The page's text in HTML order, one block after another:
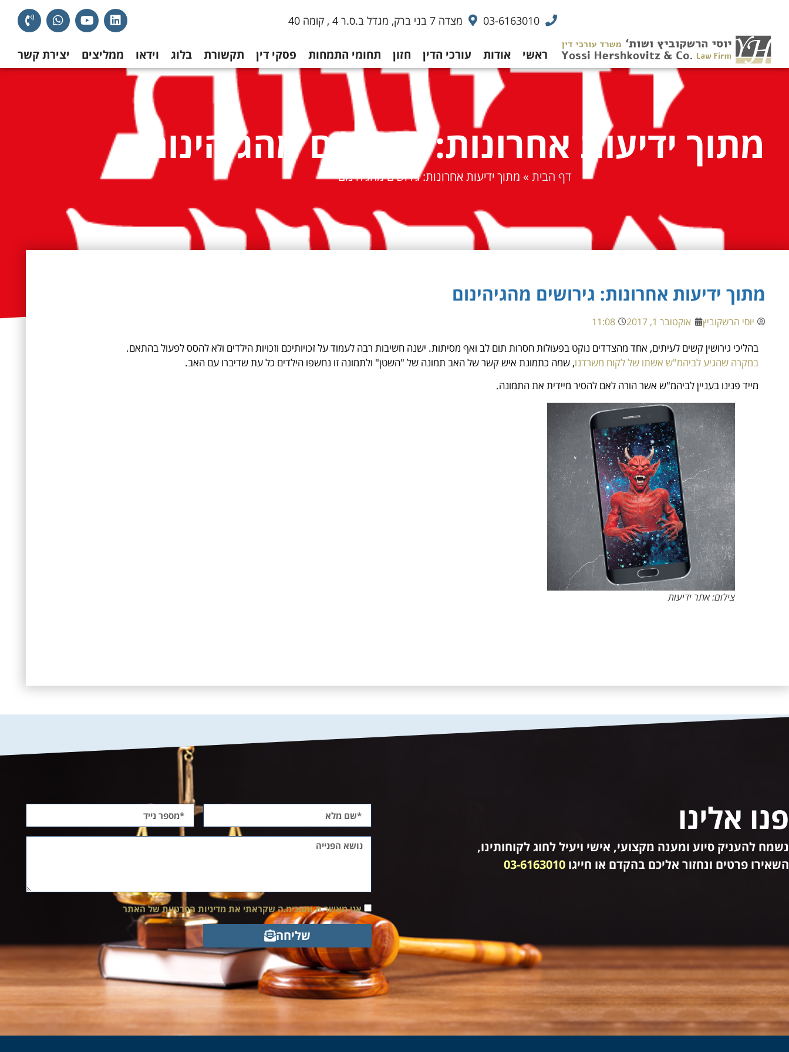
03-6163010 מצדה 7 בני ברק, מגדל ב.ס.ר 4 , קומה 40
ראשי אודות עורכי הדין חזון תחומי התמחות פסקי דין תקשורת בלוג וידאו ממליצים יצירת קשר
מתוך ידיעות אחרונות: גירושים מהגיהינום
דף הבית » מתוך ידיעות אחרונות: גירושים מהגיהינום
מתוך ידיעות אחרונות: גירושים מהגיהינום
יוסי הרשקוביץ אוקטובר 1, 2017 11:08
בהליכי גירושין קשים לעיתים, אחד מהצדדים נוקט בפעולות חסרות תום לב ואף מסיתות. ישנה חשיבות רבה לעמוד על זכויותיכם וזכויות הילדים ולא להסס לפעול בהתאם.
במקרה שהגיע לביהמ"ש אשתו של לקוח משרדנו, שמה כתמונת איש קשר של האב תמונה של "השטן" ולתמונה זו נחשפו הילדים כל עת שדיברו עם האב.
מייד פנינו בעניין לביהמ"ש אשר הורה לאם להסיר מיידית את התמונה.
צילום: אתר ידיעות
פנו אלינו
נשמח להעניק סיוע ומענה מקצועי, אישי ויעיל לחוג לקוחותינו,
השאירו פרטים ונחזור אליכם בהקדם או חייגו 03-6163010
אני מאשר.ת ומסכימ.ה שקראתי את מדיניות הפרטיות של האתר
שליחה